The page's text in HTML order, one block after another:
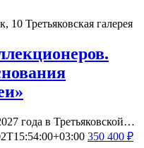
10 Третьяковская галерея
года в Третьяковской…
350 400 ₽